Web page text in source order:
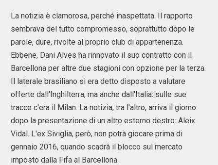
La notizia è clamorosa, perché inaspettata. Il rapporto
sembrava del tutto compromesso, soprattutto dopo le
parole, dure, rivolte al proprio club di appartenenza.
Ebbene, Dani Alves ha rinnovato il suo contratto con il
Barcellona per altre due stagioni con opzione per la terza.
Il laterale brasiliano si era detto disposto a valutare
offerte dall'Inghilterra, ma anche dall'Italia: sulle sue
tracce c'era il Milan. La notizia, tra l'altro, arriva il giorno
dopo la presentazione di un altro esterno destro: Aleix
Vidal. L'ex Siviglia, però, non potrà giocare prima di
gennaio 2016, quando scadrà il blocco sul mercato
imposto dalla Fifa al Barcellona.